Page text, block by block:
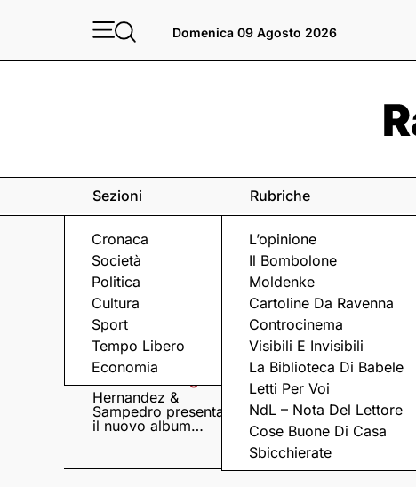
Domenica 09 Agosto 2026
Sezioni
Cronaca
Società
Politica
Cultura
Sport
Tempo Libero
Economia
Rubriche
L’opinione
Il Bombolone
Moldenke
Cartoline Da Ravenna
Controcinema
Visibili E Invisibili
La Biblioteca Di Babele
Letti Per Voi
NdL – Nota Del Lettore
Cose Buone Di Casa
Sbicchierate
Eventi a Ravenna e dintorni
Hernandez &
Sampedro presentano
il nuovo album
Domenica 9 Agosto
Arriva Omini, la band
di X-Factor